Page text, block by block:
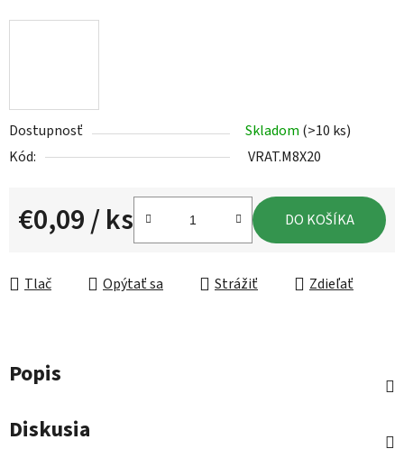
Dostupnosť Skladom (>10 ks)
Kód:
VRAT.M8X20
€0,09/ ks DO KOŠÍKA
Tlač Opýtať sa Strážiť Zdieľať
Popis
Diskusia